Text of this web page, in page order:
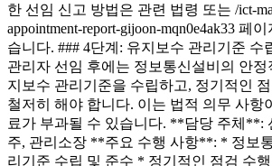
한 선임 신고 방법은 관련 법령 또는 /ict-
appointment-report-gijoon-mqn0e4ak33 페
습니다. ### 4단계: 유지보수 관리기준 수
관리자 선임 후에는 정보통신설비의 안
지보수 관리기준을 수립하고, 정기적인
철저히 해야 합니다. 이는 법적 의무 사항
료가 부과될 수 있습니다. **담당 주체**:
주, 관리소장 **주요 수행 사항**: * 정보
리기준 수립 및 준수 * 정기적인 점검 수